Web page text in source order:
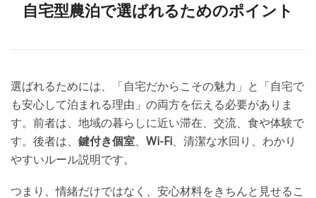
自宅型農泊で選ばれるためのポイント
選ばれるためには、「自宅だからこその魅力」と「自宅で
も安心して泊まれる理由」の両方を伝える必要がありま
す。前者は、地域の暮らしに近い滞在、交流、食や体験で
す。後者は、 鍵付き個室、 Wi-Fi、清潔な水回り、わかり
やすいルール説明です。
つまり、情緒だけではなく、安心材料をきちんと見せるこ